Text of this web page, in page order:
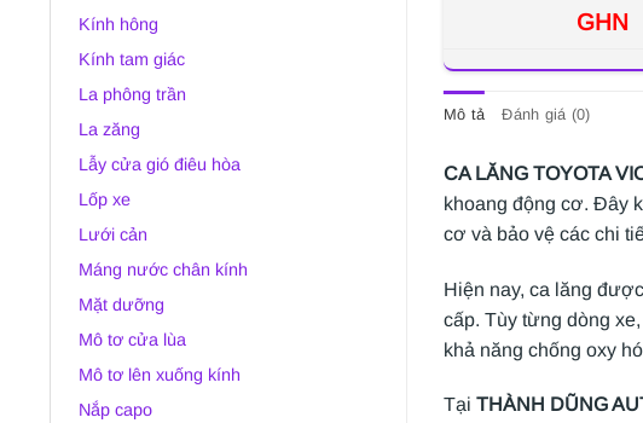
Kính hông
Kính tam giác
La phông trần
La zăng
Lẫy cửa gió điêu hòa
Lốp xe
Lưới cản
Máng nước chân kính
Mặt dưỡng
Mô tơ cửa lùa
Mô tơ lên xuống kính
Nắp capo
GHN
Mô tả Đánh giá (0)
CA LĂNG TOYOTA
khoang động cơ. Đây
cơ và bảo vệ các chi
Hiện nay, ca lăng
cấp. Tùy từng dòng
khả năng chống oxy
Tại THÀNH DŨNG